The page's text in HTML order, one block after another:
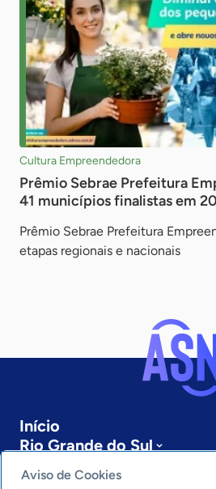
Cultura Empreendedora
Prêmio Sebrae Prefeitura
41 municípios finalistas em
Prêmio Sebrae Prefeitura
etapas regionais e nacionais
Início
Rio Grande do Sul
Sobre a ASN
Últimas notícias
Aviso de Cookies